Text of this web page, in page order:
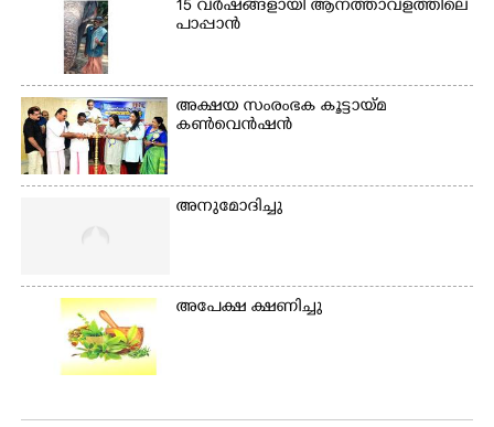
കുട്ടികൾ
15 വർഷങ്ങളായി ആനത്താവളത്തിലെ
പാപ്പാൻ
അക്ഷയ സംരംഭക കൂട്ടായ്മ
കൺവെൻഷൻ
അനുമോദിച്ചു
അപേക്ഷ ക്ഷണിച്ചു